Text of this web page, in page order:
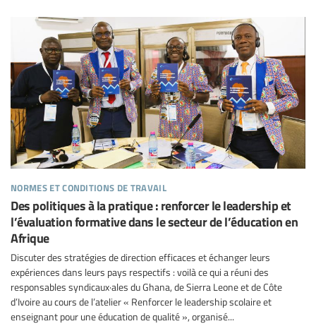
normes et conditions de travail
Des politiques à la pratique : renforcer le leadership et
l’évaluation formative dans le secteur de l’éducation en
Afrique
Discuter des stratégies de direction efficaces et échanger leurs
expériences dans leurs pays respectifs : voilà ce qui a réuni des
responsables syndicaux·ales du Ghana, de Sierra Leone et de Côte
d’Ivoire au cours de l’atelier « Renforcer le leadership scolaire et
enseignant pour une éducation de qualité », organisé...